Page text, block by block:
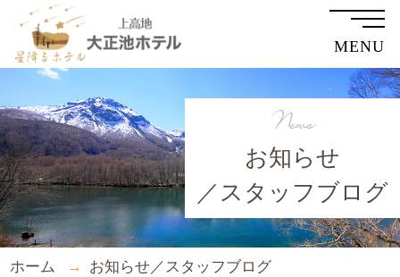
MENU
お知らせ
／スタッフブログ
News
ホーム お知らせ／スタッフブログ